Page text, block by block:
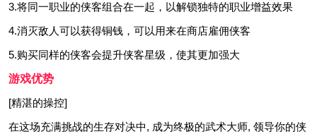
3.将同一职业的侠客组合在一起，以解锁独特的职业增益效果
4.消灭敌人可以获得铜钱，可以用来在商店雇佣侠客
5.购买同样的侠客会提升侠客星级，使其更加强大
游戏优势
[精湛的操控]
在这场充满挑战的生存对决中, 成为终极的武术大师, 领导你的侠